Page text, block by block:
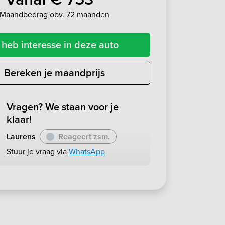
Maandbedrag obv. 72 maanden
interesse in deze auto
Bereken je maandprijs
Vragen? We staan voor je
klaar!
Laurens
Reageert zsm.
Stuur je vraag viaWhatsApp